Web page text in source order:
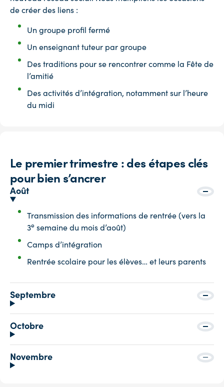
de créer des liens :
Un groupe profil fermé
Un enseignant tuteur par groupe
Des traditions pour se rencontrer comme la Fête de
l’amitié
Des activités d’intégration, notamment sur l’heure
du midi
Le premier trimestre : des étapes clés
pour bien s’ancrer
Août
Transmission des informations de rentrée (vers la
3e semaine du mois d’août)
Camps d’intégration
Rentrée scolaire pour les élèves… et leurs parents
Septembre
Octobre
Novembre